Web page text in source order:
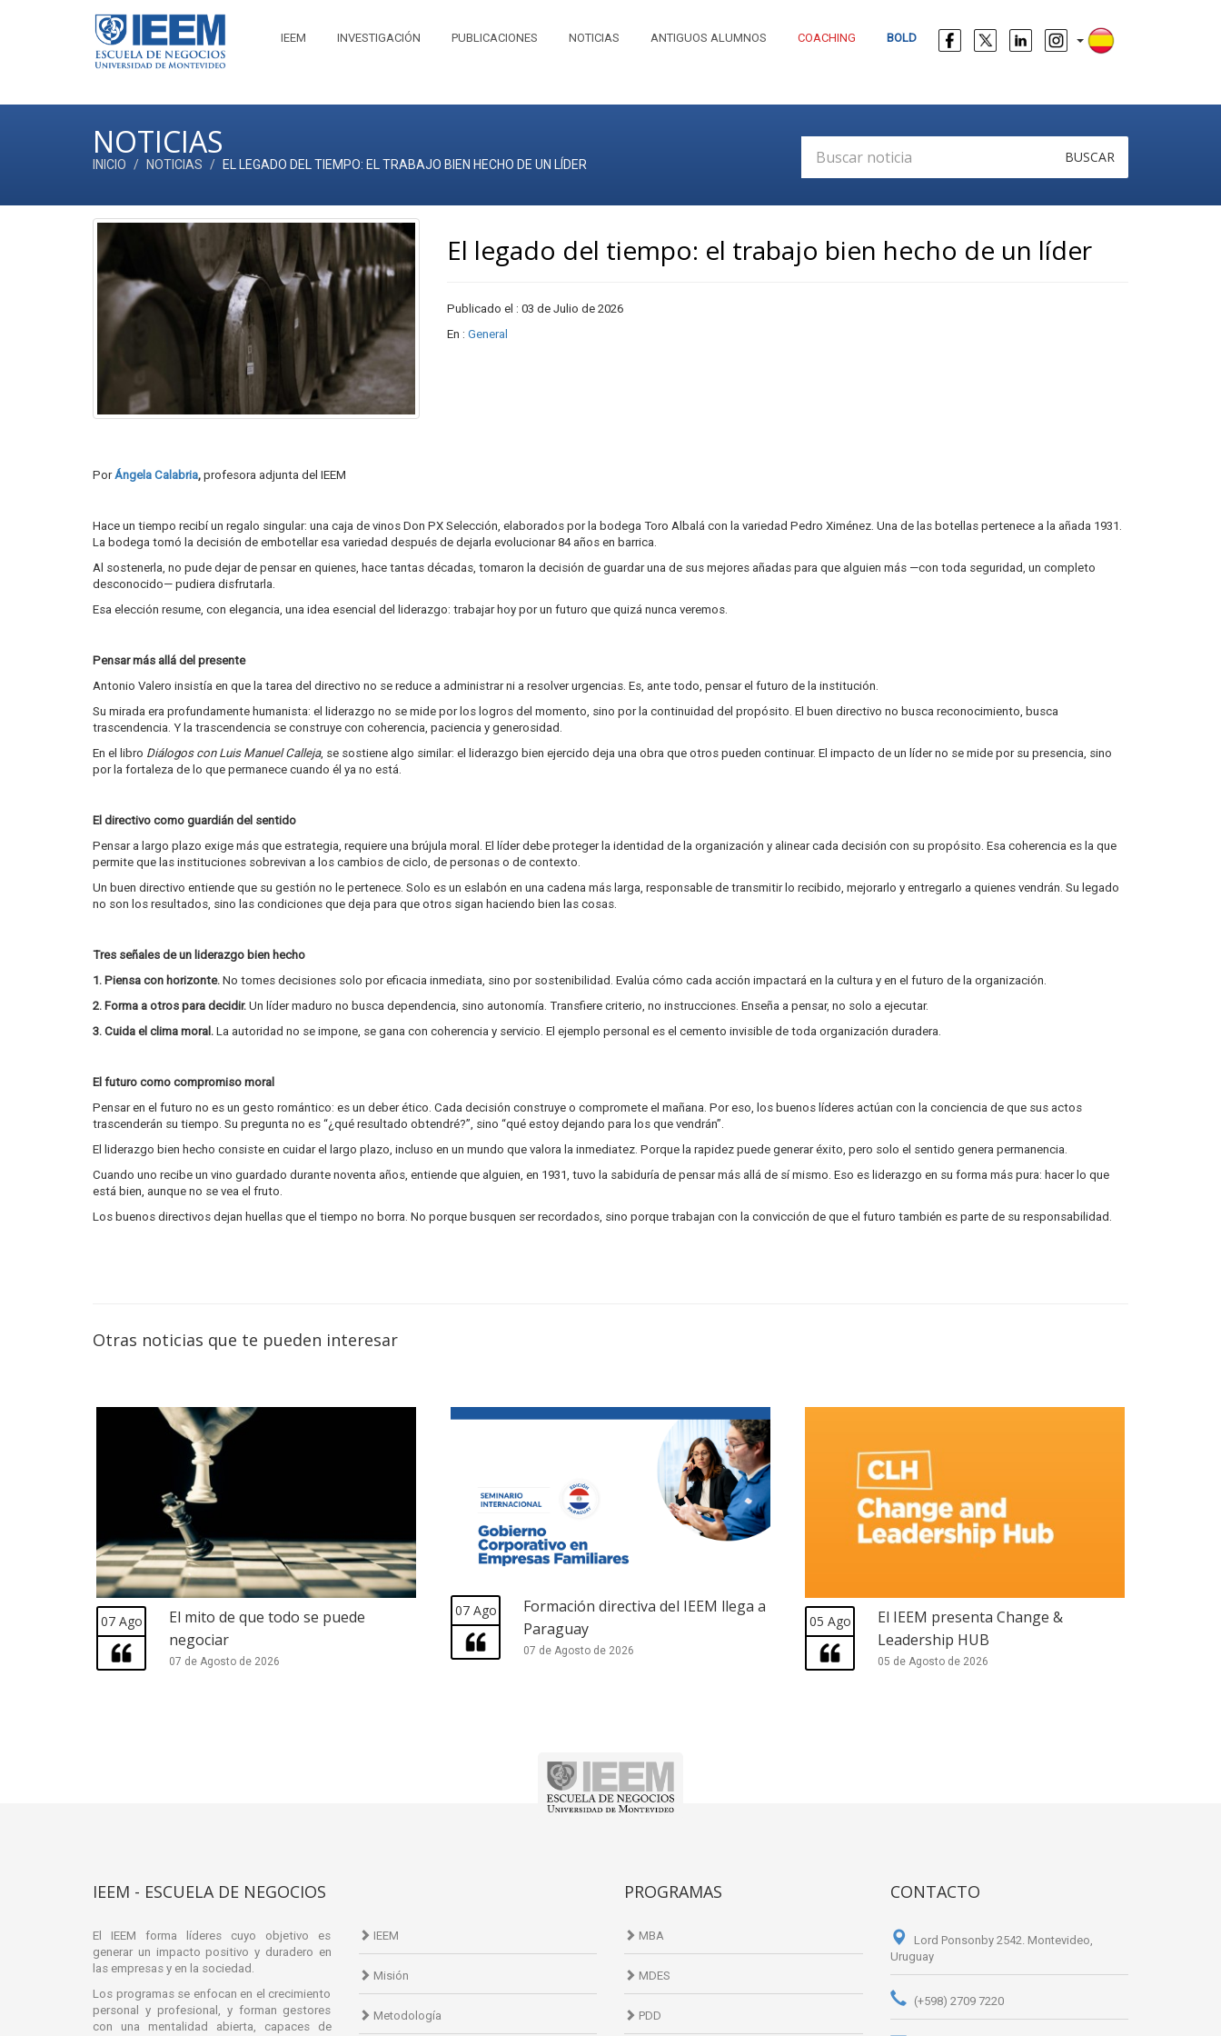
IEEM INVESTIGACIÓN PUBLICACIONES NOTICIAS ANTIGUOS ALUMNOS COACHING BOLD
NOTICIAS
INICIO NOTICIAS EL LEGADO DEL TIEMPO: EL TRABAJO BIEN HECHO DE UN LÍDER BUSCAR
El legado del tiempo: el trabajo bien hecho de un líder
Publicado el : 03 de Julio de 2026
En : General
PorÁngela Calabria, profesora adjunta del IEEM
Hace un tiempo recibí un regalo singular: una caja de vinos Don PX Selección, elaborados por la bodega Toro Albalá con la variedad Pedro Ximénez. Una de las botellas pertenece a la añada 1931.
La bodega tomó la decisión de embotellar esa variedad después de dejarla evolucionar 84 años en barrica.
Al sostenerla, no pude dejar de pensar en quienes, hace tantas décadas, tomaron la decisión de guardar una de sus mejores añadas para que alguien más —con toda seguridad, un completo
desconocido— pudiera disfrutarla.
Esa elección resume, con elegancia, una idea esencial del liderazgo: trabajar hoy por un futuro que quizá nunca veremos.
Pensar más allá del presente
Antonio Valero insistía en que la tarea del directivo no se reduce a administrar ni a resolver urgencias. Es, ante todo, pensar el futuro de la institución.
Su mirada era profundamente humanista: el liderazgo no se mide por los logros del momento, sino por la continuidad del propósito. El buen directivo no busca reconocimiento, busca
trascendencia. Y la trascendencia se construye con coherencia, paciencia y generosidad.
En el libro Diálogos con Luis Manuel Calleja, se sostiene algo similar: el liderazgo bien ejercido deja una obra que otros pueden continuar. El impacto de un líder no se mide por su presencia, sino
por la fortaleza de lo que permanece cuando él ya no está.
El directivo como guardián del sentido
Pensar a largo plazo exige más que estrategia, requiere una brújula moral. El líder debe proteger la identidad de la organización y alinear cada decisión con su propósito. Esa coherencia es la que
permite que las instituciones sobrevivan a los cambios de ciclo, de personas o de contexto.
Un buen directivo entiende que su gestión no le pertenece. Solo es un eslabón en una cadena más larga, responsable de transmitir lo recibido, mejorarlo y entregarlo a quienes vendrán. Su legado
no son los resultados, sino las condiciones que deja para que otros sigan haciendo bien las cosas.
Tres señales de un liderazgo bien hecho
1. Piensa con horizonte. No tomes decisiones solo por eficacia inmediata, sino por sostenibilidad. Evalúa cómo cada acción impactará en la cultura y en el futuro de la organización.
2. Forma a otros para decidir. Un líder maduro no busca dependencia, sino autonomía. Transfiere criterio, no instrucciones. Enseña a pensar, no solo a ejecutar.
3. Cuida el clima moral. La autoridad no se impone, se gana con coherencia y servicio. El ejemplo personal es el cemento invisible de toda organización duradera.
El futuro como compromiso moral
Pensar en el futuro no es un gesto romántico: es un deber ético. Cada decisión construye o compromete el mañana. Por eso, los buenos líderes actúan con la conciencia de que sus actos
trascenderán su tiempo. Su pregunta no es “¿qué resultado obtendré?”, sino “qué estoy dejando para los que vendrán”.
El liderazgo bien hecho consiste en cuidar el largo plazo, incluso en un mundo que valora la inmediatez. Porque la rapidez puede generar éxito, pero solo el sentido genera permanencia.
Cuando uno recibe un vino guardado durante noventa años, entiende que alguien, en 1931, tuvo la sabiduría de pensar más allá de sí mismo. Eso es liderazgo en su forma más pura: hacer lo que
está bien, aunque no se vea el fruto.
Los buenos directivos dejan huellas que el tiempo no borra. No porque busquen ser recordados, sino porque trabajan con la convicción de que el futuro también es parte de su responsabilidad.
Otras noticias que te pueden interesar
07 Ago
El mito de que todo se puede
negociar
07 de Agosto de 2026
07 Ago
Formación directiva del IEEM llega a
Paraguay
07 de Agosto de 2026
05 Ago
El IEEM presenta Change &
Leadership HUB
05 de Agosto de 2026
IEEM - ESCUELA DE NEGOCIOS
El IEEM forma líderes cuyo objetivo es
generar un impacto positivo y duradero en
las empresas y en la sociedad.
Los programas se enfocan en el crecimiento
personal y profesional, y forman gestores
con una mentalidad abierta, capaces de
IEEM
Misión
Metodología
PROGRAMAS
MBA
MDES
PDD
CONTACTO
Lord Ponsonby 2542. Montevideo,
Uruguay
(+598) 2709 7220